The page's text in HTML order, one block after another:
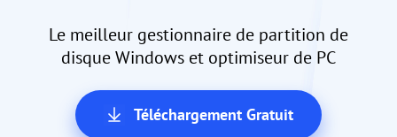
Le meilleur gestionnaire de partition de
disque Windows et optimiseur de PC
Téléchargement Gratuit